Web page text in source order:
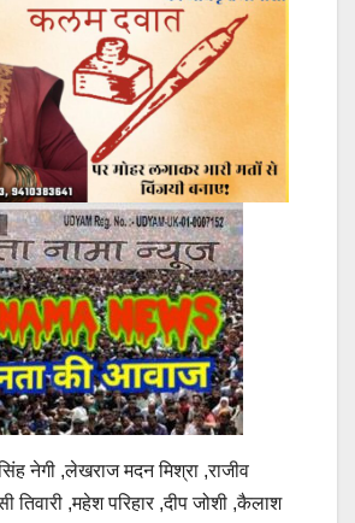
नेगी ,लेखराज मदन मिश्रा ,राजीव
तिवारी ,महेश परिहार ,दीप जोशी ,कैलाश